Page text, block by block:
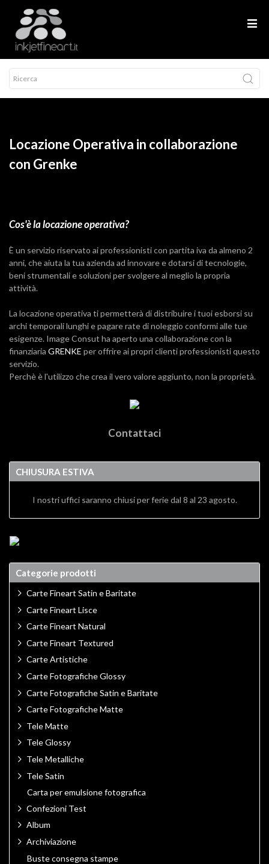
Locazione Operativa in collaborazione
con Grenke
Cos'è la locazione operativa?
È un servizio riservato ai professionisti con partita iva da almeno 2
anni, che aiuta la tua azienda ad innovare e dotarsi di tecnologie,
beni strumentali e soluzioni per svolgere al meglio la propria
attività.
La locazione operativa ti permetterà di distribuire i tuoi esborsi su
archi temporali lunghi e pagare rate di noleggio conformi alle tue
esigenze. Image Consut ha aperto una collaborazione con la
finanziaria GRENKE per offrire ai propri clienti professionisti questo
servizio.
Perchè è l'utilizzo che crea il vero valore aggiunto, non la proprietà.
Contattaci
CHIUSURA ESTIVA
I nostri uffici saranno chiusi per ferie dal 8 al 23 agosto.
Categorie prodotti
Carte Fineart Satin e Baritate
Carte Fineart Lisce
Carte Fineart Natural
Carte Fineart Textured
Carte Artistiche
Carte Fotografiche Glossy
Carte Fotografiche Satin e Baritate
Carte Fotografiche Matte
Tele Matte
Tele Glossy
Tele Metalliche
Tele Satin
Carta per emulsione fotografica
Confezioni Test
Album
Archiviazione
Buste consegna stampe